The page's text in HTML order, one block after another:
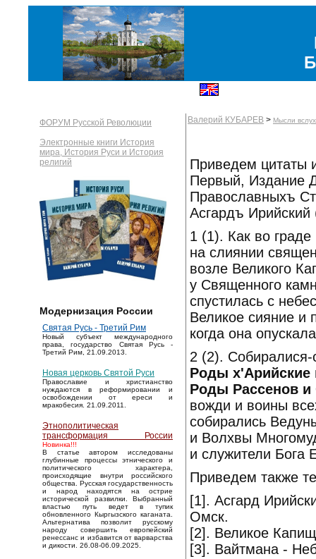
ФОРУМ Русской Революции
Электронные книги История
мира, История Руси и История
религий
Модернизация России
Святая Русь - Третий Рим
Новый субъект международного
права, государство Святая Русь -
Третий Рим, 21.09.2013.
Новая церковь Святой Руси
Православие и христианство
нуждаются в реформировании и
освобождении от ереси и
мракобесия. 21.09.2011.
Этнополитическая
трансформация России
Новинка!!!
В статье автором исследованы
глубинные процессы этнического и
политического характера,
происходящие внутри российского
общества. Русская государственность
и народ находятся на острие
исторической развилки. Выбранный
властью путь ведет в тупик
обновленного Кыргызского каганата.
Альтернатива позволит русскому
народу совершить европейский
ренессанс и избавится от варварства
и дикости. 26.08-06.09.2025.
Валерий КУБАРЕВ > Мысли
Приведем цитаты
Первый, Издание
Православныхъ
Асгардъ
1 (1). Как во
на слиянии
возле Великого
у Священного
спустилась с
Великое сияние и
когда она
2 (2).
Роды х'Арийские
Pоды Рассенов и
вожди и воины
собирались
и Волхвы
и служители Бога
Приведем также
[1]. Асгард
Омск.
[2]. Великое
[3]. Вайтмана -